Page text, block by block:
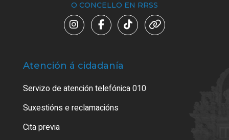
O CONCELLO EN RRSS
Atención á cidadanía
Servizo de atención telefónica 010
Suxestións e reclamacións
Cita previa